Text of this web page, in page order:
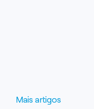
Mais artigos